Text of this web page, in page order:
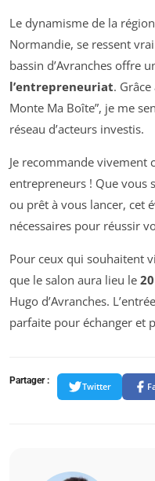
Le dynamisme de la
Normandie, se ressent
bassin d’Avranches offre
l’entrepreneuriat.
Monte Ma Boîte”, je me
réseau d’acteurs investis.
Je recommande vivement
entrepreneurs ! Que vous
ou prêt à vous lancer, cet
nécessaires pour réussir
Pour ceux qui souhaitent
que le salon aura lieu le
Hugo d’Avranches.
parfaite pour échanger et
Partager :
Twitter